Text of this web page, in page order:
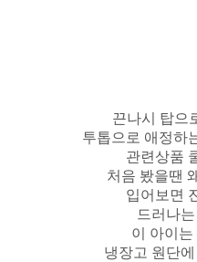
끈나시 탑으
투톱으로 애정하
관련상품
처음 봤을땐
입어보면
드러나
이 아이는
냉장고 원단